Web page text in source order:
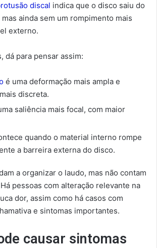
discal indica que o disco saiu do
ainda sem um rompimento mais
externo.
dá para pensar assim:
é uma deformação mais ampla e
discreta.
saliência mais focal, com maior
quando o material interno rompe
a barreira externa do disco.
a organizar o laudo, mas não contam
pessoas com alteração relevante na
dor, assim como há casos com
e sintomas importantes.
causar sintomas